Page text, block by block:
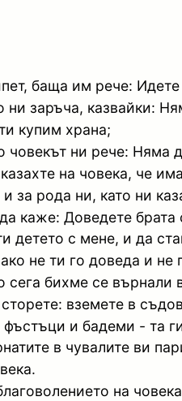
баща им рече:
заръча, казвайки:
купим храна;
ни рече: Няма
на човека, че
за рода ни, като ни
каже: Доведете брата
детето с мене, и да
не ти го доведа и
бихме се върнали
вземете в
и бадеми - та
в чувалите ви
на